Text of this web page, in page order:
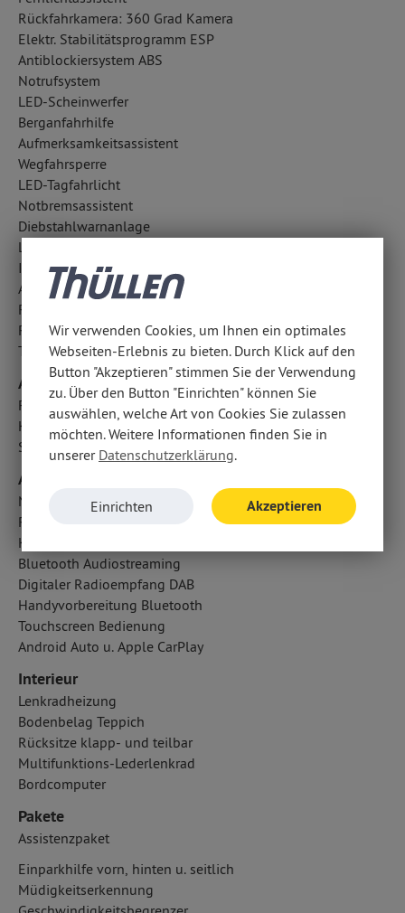
Rückfahrkamera: 360 Grad Kamera
Elektr. Stabilitätsprogramm ESP
Antiblockiersystem ABS
Notrufsystem
LED-Scheinwerfer
Berganfahrhilfe
Aufmerksamkeitsassistent
Wegfahrsperre
LED-Tagfahrlicht
Notbremsassistent
Diebstahlwarnanlage
Lichtsensor
ISOFIX Kindersitzbefestigung
Außentemperatur Anzeige
Reifendruckkontrolle
Regensensor
Traktionskontrolle
Airbags
Fahrer- /Beifahrerairbag
Kopfairbag vorn
Seitenairbag vorn
Audio & Kommunikation
Navigationssystem
Radio
Kabelloses Laden für Handys (Qi-Standard)
Bluetooth Audiostreaming
Digitaler Radioempfang DAB
Handyvorbereitung Bluetooth
Touchscreen Bedienung
Android Auto u. Apple CarPlay
Interieur
Lenkradheizung
Bodenbelag Teppich
Rücksitze klapp- und teilbar
Multifunktions-Lederlenkrad
Bordcomputer
Pakete
Assistenzpaket
Einparkhilfe vorn, hinten u. seitlich
Müdigkeitserkennung
Wir verwenden Cookies, um Ihnen ein optimales
Webseiten-Erlebnis zu bieten. Durch Klick auf den
Button "Akzeptieren" stimmen Sie der Verwendung
zu. Über den Button "Einrichten" können Sie
auswählen, welche Art von Cookies Sie zulassen
möchten. Weitere Informationen finden Sie in
unserer Datenschutzerklärung.
Einrichten Akzeptieren